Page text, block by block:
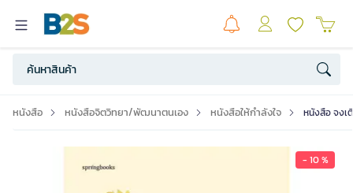
หนังสือ หนังสือจิตวิทยา/พัฒนาตนเอง หนังสือให้กำลังใจ หนังสือ จงเ
- 10 %